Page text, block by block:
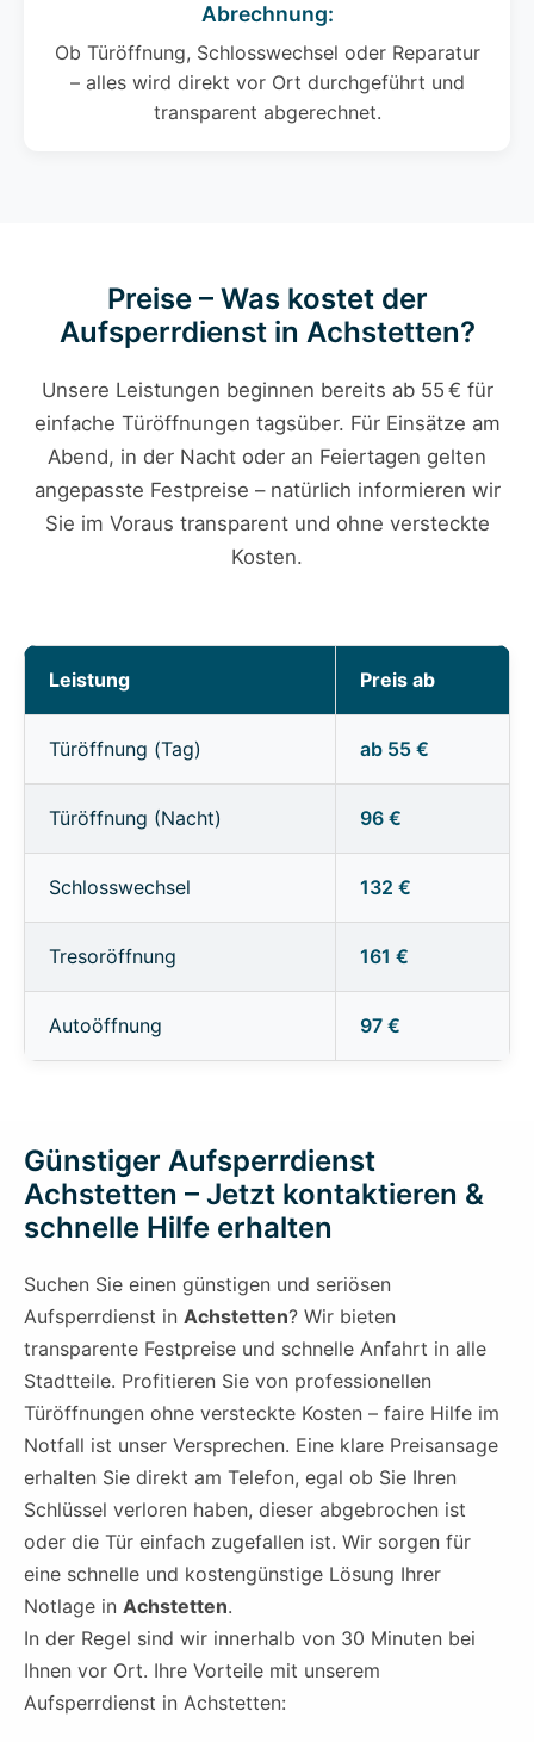
Abrechnung:
Ob Türöffnung, Schlosswechsel oder Reparatur
– alles wird direkt vor Ort durchgeführt und
transparent abgerechnet.
Preise – Was kostet der
Aufsperrdienst in Achstetten?
Unsere Leistungen beginnen bereits ab 55 € für
einfache Türöffnungen tagsüber. Für Einsätze am
Abend, in der Nacht oder an Feiertagen gelten
angepasste Festpreise – natürlich informieren wir
Sie im Voraus transparent und ohne versteckte
Kosten.
Leistung Preis ab
Türöffnung (Tag) ab 55 €
Türöffnung (Nacht) 96 €
Schlosswechsel 132 €
Tresoröffnung 161 €
Autoöffnung 97 €
Günstiger Aufsperrdienst
Achstetten – Jetzt kontaktieren &
schnelle Hilfe erhalten
Suchen Sie einen günstigen und seriösen
Aufsperrdienst in Achstetten? Wir bieten
transparente Festpreise und schnelle Anfahrt in alle
Stadtteile. Profitieren Sie von professionellen
Türöffnungen ohne versteckte Kosten – faire Hilfe im
Notfall ist unser Versprechen. Eine klare Preisansage
erhalten Sie direkt am Telefon, egal ob Sie Ihren
Schlüssel verloren haben, dieser abgebrochen ist
oder die Tür einfach zugefallen ist. Wir sorgen für
eine schnelle und kostengünstige Lösung Ihrer
Notlage in Achstetten.
In der Regel sind wir innerhalb von 30 Minuten bei
Ihnen vor Ort. Ihre Vorteile mit unserem
Aufsperrdienst in Achstetten: